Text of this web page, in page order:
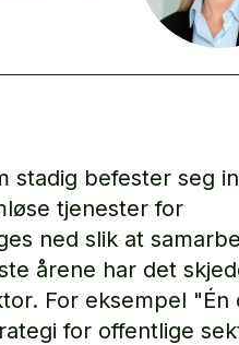
stadig befester seg
tjenester for
ned slik at
årene har det
For eksempel "Én
for offentlige